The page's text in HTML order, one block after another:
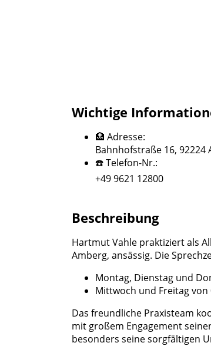
Wichtige
🏥 Adresse:
Bahnhofstraße 16, 92224
☎️ Telefon-Nr.:
+49 9621 12800
Beschreibung
Hartmut Vahle praktiziert als
Amberg, ansässig. Die
Montag, Dienstag und
Mittwoch und Freitag von
Das freundliche Praxisteam
mit großem Engagement
besonders seine sorgfältigen